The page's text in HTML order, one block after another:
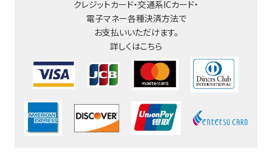
クレジットカード・交通系ICカード・
電子マネー各種決済方法で
お支払いいただけます。
詳しくはこちら